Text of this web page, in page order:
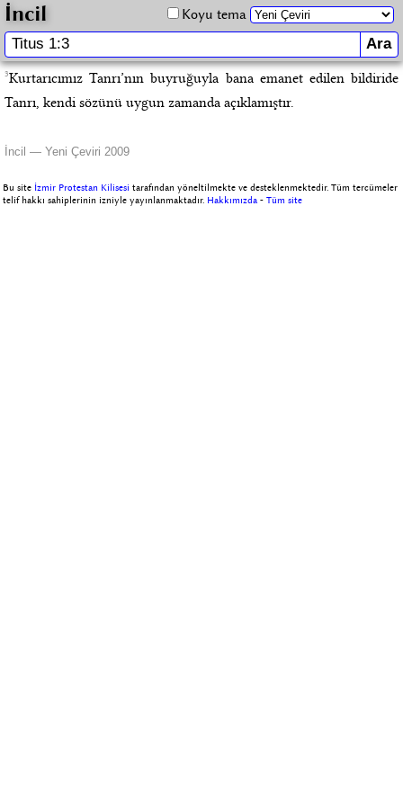
İncil Koyu tema
3Kurtarıcımız Tanrı’nın buyruğuyla bana emanet edilen bildiride
Tanrı, kendi sözünü uygun zamanda açıklamıştır.
İncil — Yeni Çeviri 2009
Bu site İzmir Protestan Kilisesi tarafından yöneltilmekte ve desteklenmektedir. Tüm tercümeler
telif hakkı sahiplerinin izniyle yayınlanmaktadır. Hakkımızda -Tüm site